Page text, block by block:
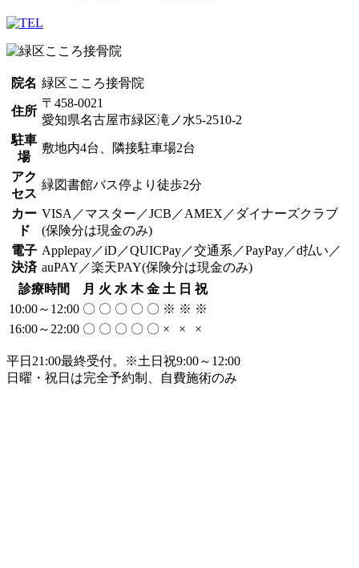
院名 緑区こころ接骨院
住所
〒458-0021
愛知県名古屋市緑区滝ノ水5-2510-2
駐車
場
敷地内4台、隣接駐車場2台
アク
セス
緑図書館バス停より徒歩2分
カー
ド
VISA／マスター／JCB／AMEX／ダイナーズクラブ
(保険分は現金のみ)
電子
決済
Applepay／iD／QUICPay／交通系／PayPay／d払い／
auPAY／楽天PAY(保険分は現金のみ)
診療時間
月 火 水 木 金 土 日 祝
10:00～12:00 〇 〇 〇 〇 〇 ※ ※ ※
16:00～22:00 〇 〇 〇 〇 〇 × × ×
平日21:00最終受付。※土日祝9:00～12:00
日曜・祝日は完全予約制、自費施術のみ